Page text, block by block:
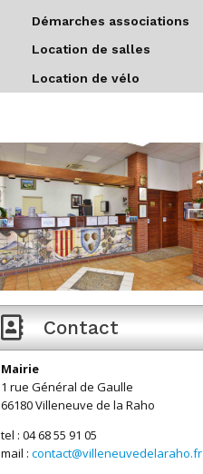
Démarches associations
Location de salles
Location de vélo
 Contact
Mairie
1 rue Général de Gaulle
66180 Villeneuve de la Raho
tel : 04 68 55 91 05
mail :contact@villeneuvedelaraho.fr